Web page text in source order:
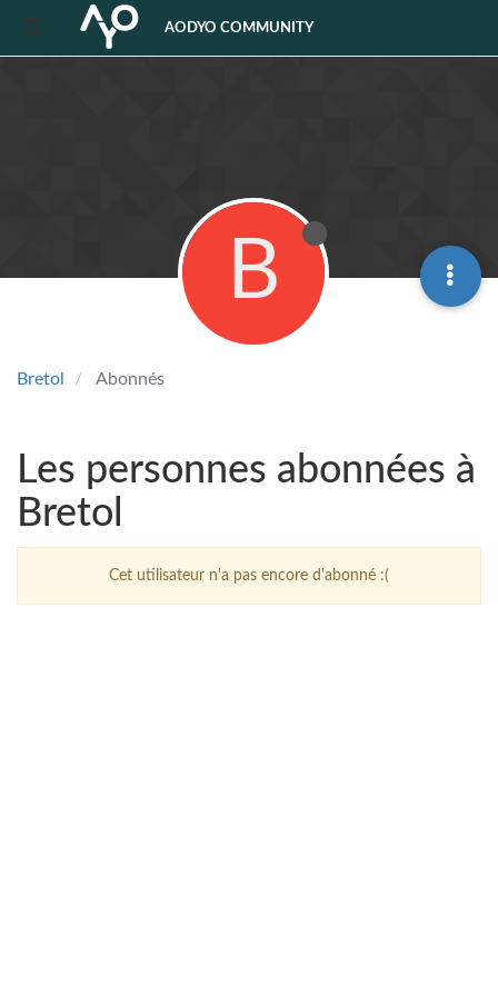
AODYO COMMUNITY
Bretol Abonnés
B
Les personnes abonnées à
Bretol
Cet utilisateur n'a pas encore d'abonné :(